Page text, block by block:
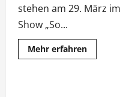
stehen am 29. März
Show „So...
Mehr erfahrenMehr